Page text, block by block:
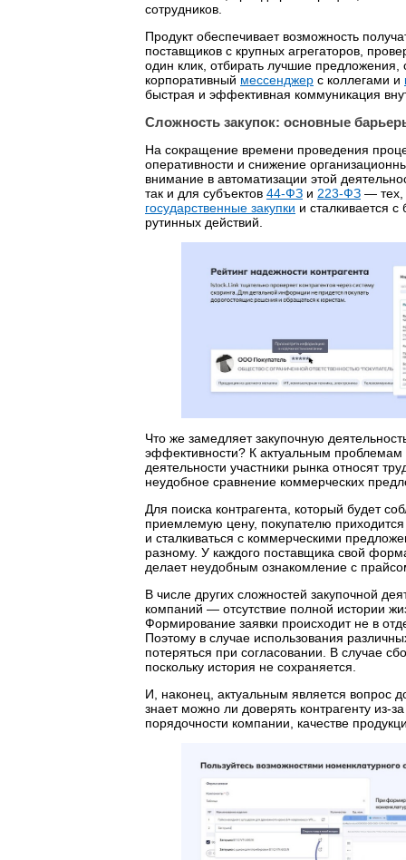
сотрудников.
Продукт обеспечивает возможность
поставщиков с крупных агрегаторов,
один клик, отбирать лучшие предложения,
корпоративный мессенджер с коллегами и
быстрая и эффективная коммуникация
Сложность закупок: основные
На сокращение времени проведения
оперативности и снижение
внимание в автоматизации этой
так и для субъектов 44-ФЗ и 223-ФЗ — тех,
государственные закупки и сталкивается
рутинных действий.
Что же замедляет закупочную
эффективности? К актуальным проблемам
деятельности участники рынка относят
неудобное сравнение коммерческих
Для поиска контрагента, который будет
приемлемую цену, покупателю
и сталкиваться с коммерческими
разному. У каждого поставщика свой
делает неудобным ознакомление с
В числе других сложностей закупочной
компаний — отсутствие полной истории
Формирование заявки происходит не в
Поэтому в случае использования
потеряться при согласовании. В случае
поскольку история не сохраняется.
И, наконец, актуальным является вопрос
знает можно ли доверять контрагенту из-
порядочности компании, качестве